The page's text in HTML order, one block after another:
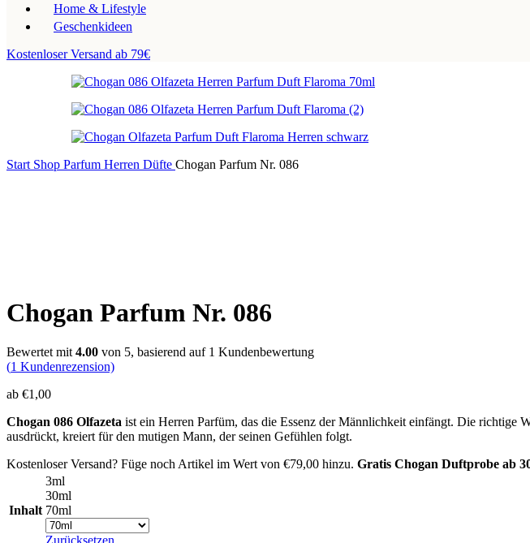
Home & Lifestyle
Geschenkideen
Kostenloser Versand ab 79€
Start Shop Parfum Herren Düfte Chogan Parfum Nr. 086
Chogan Parfum Nr. 086
Bewertet mit 4.00 von 5, basierend auf 1 Kundenbewertung
(1 Kundenrezension)
ab €1,00
Chogan 086 Olfazeta ist ein Herren Parfüm, das die Essenz der Männlichkeit einfängt. Die richtige
ausdrückt, kreiert für den mutigen Mann, der seinen Gefühlen folgt.
Kostenloser Versand? Füge noch Artikel im Wert von €79,00 hinzu. Gratis Chogan Duftprobe ab
Inhalt
3ml
30ml
70ml